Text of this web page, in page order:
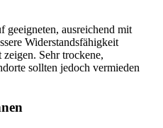
geeigneten, ausreichend mit
Widerstandsfähigkeit
Sehr trockene,
sollten jedoch vermieden